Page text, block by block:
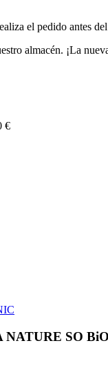
el pedido antes del
almacén. ¡La
€
SO